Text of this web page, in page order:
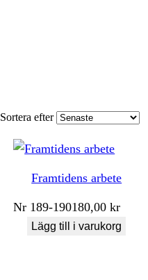
Sortera efter
Framtidens arbete
Nr 189-190180,00kr
Lägg till i varukorg